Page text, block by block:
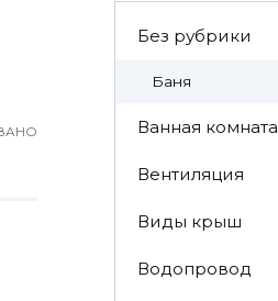
Без рубрики
Баня
Ванная комната
Вентиляция
Виды крыш
Водопровод